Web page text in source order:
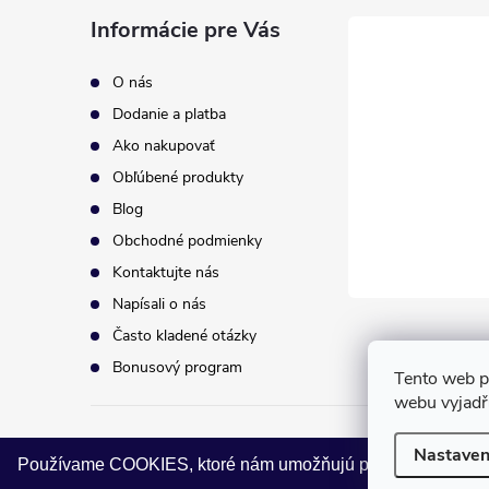
Používame COOKIES, ktoré nám umožňujú poskytovať pre
Tento web
webu
Informácie pre Vás
O nás
Dodanie a platba
Ako nakupovať
Obľúbené produkty
Blog
Obchodné podmienky
Kontaktujte nás
Napísali o nás
Často kladené otázky
Bonusový program
. Všetky práva vyhradené.